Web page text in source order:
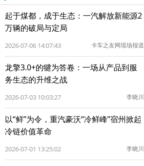
起于煤都，成于生态：一汽解放新能源2
万辆的破局与定局
2026-07-06 14:07:43 卡车之友网现场报道
龙擎3.0+的犍为答卷：一场从产品到服
务生态的升维之战
2026-07-03 10:03:27 李晓川
以“鲜”为令，重汽豪沃“冷鲜峰”宿州掀起
冷链价值革命
2026-07-01 13:25:02 李晓川